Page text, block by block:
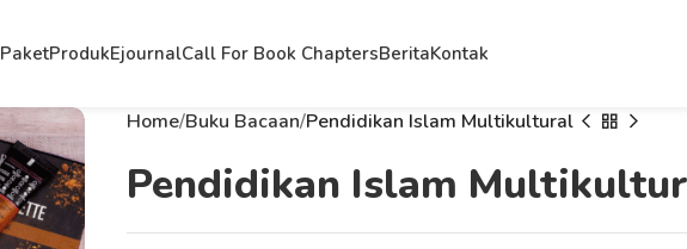
PaketProdukEjournalCall For Book ChaptersBeritaKontak
Home Buku Bacaan Pendidikan Islam Multikultural
Pendidikan Islam